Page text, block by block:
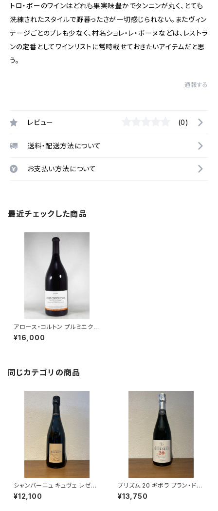
トロ・ボーのワインはどれも果実味豊かでタンニンが丸く、とても
洗練されたスタイルで野暮ったさが一切感じられない。またヴィン
テージごとのブレも少なく、村名ショレ・レ・ボーヌなどは、レストラ
ンの定番としてワインリストに常時載せておきたいアイテムだと思
う。
通報する
レビュー (0)
送料・配送方法について
お支払い方法について
最近チェックした商品
アロース・コルトン プルミエクリ
ュ レ・フルニエール 2022 750
ml トロ ボー
¥16,000
同じカテゴリの商品
シャンパーニュ キュヴェ レゼル
ヴェ ブリュット ブラン ド ブラン
NV 750ml アサイー ルクレー
¥12,100
プリズム.20 ギボラ ブラン・ド・
ブラン シャンパーニュ グラン・ク
リュ 750ml
¥13,750